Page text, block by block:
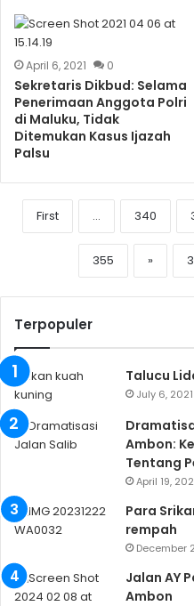
April 6, 2021 0
Sekretaris Dikbud: Selama
Penerimaan Anggota Polri
di Maluku, Tidak
Ditemukan Kasus Ijazah
Palsu
First ... 340
355 »
Terpopuler
Talucu
July 6, 2021
Ambon:
Tentang
April 19,
Para
rempah
December
Jalan AY
Ambon